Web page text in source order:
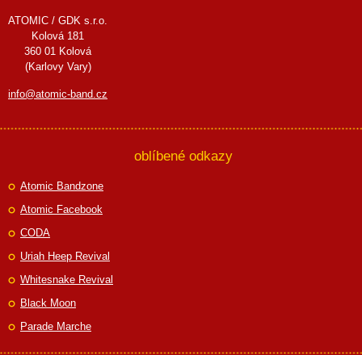
ATOMIC / GDK s.r.o.
Kolová 181
360 01 Kolová
(Karlovy Vary)
info@atomic-band.cz
oblíbené odkazy
Atomic Bandzone
Atomic Facebook
CODA
Uriah Heep Revival
Whitesnake Revival
Black Moon
Parade Marche